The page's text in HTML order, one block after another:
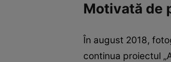
Motivată de
În august 2018,
continua proiectul